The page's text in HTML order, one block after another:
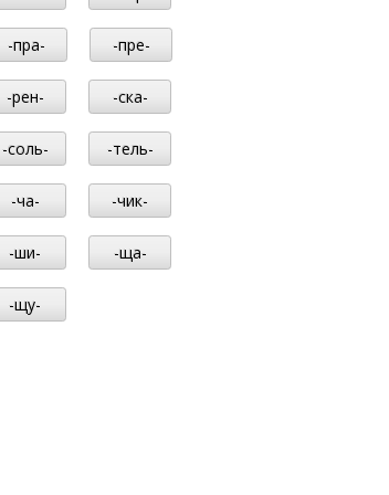
-пра- -пре-
-рен- -ска-
-соль- -тель-
-ча- -чик-
-ши- -ща-
-щу-